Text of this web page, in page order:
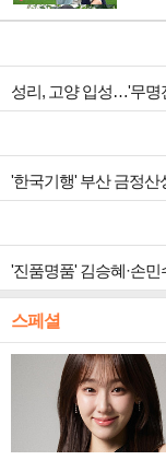
성리, 고양 입성…'무명
'한국기행' 부산 금정산
'진품명품' 김승혜·손
스페셜